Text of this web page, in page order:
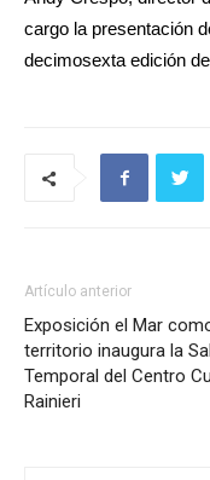
cargo la presentación
decimosexta edición
Artículo anterior
Exposición el Mar
territorio inaugura la
Temporal del Centro
Rainieri